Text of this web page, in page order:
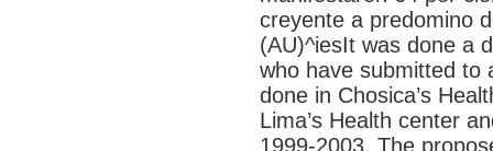
creyente a predomino
(AU)^iesIt was done a
who have submitted to
done in Chosica’s
Lima’s Health center
1999-2003. The